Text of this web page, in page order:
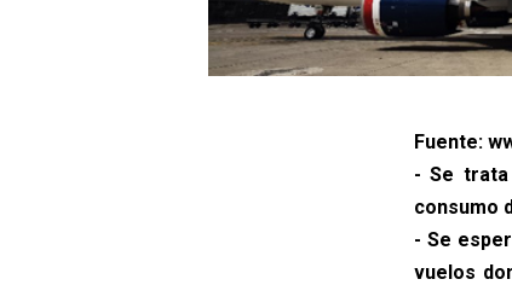
Fuente:
- Se trata
consumo
- Se
vuelos